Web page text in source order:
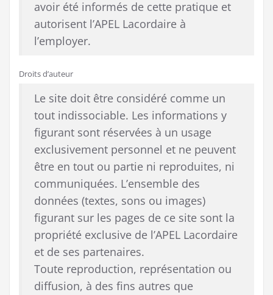
avoir été informés de cette pratique et
autorisent l’APEL Lacordaire à
l’employer.
Droits d’auteur
Le site doit être considéré comme un
tout indissociable. Les informations y
figurant sont réservées à un usage
exclusivement personnel et ne peuvent
être en tout ou partie ni reproduites, ni
communiquées. L’ensemble des
données (textes, sons ou images)
figurant sur les pages de ce site sont la
propriété exclusive de l’APEL Lacordaire
et de ses partenaires.
Toute reproduction, représentation ou
diffusion, à des fins autres que